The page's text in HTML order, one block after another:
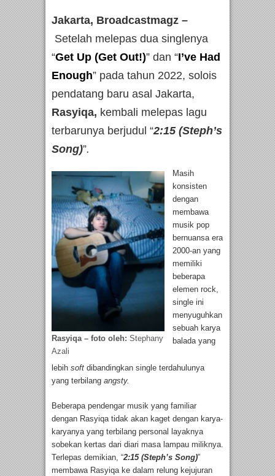
Jakarta, Broadcastmagz –
Setelah melepas dua singlenya
“Get Up (Get Out!)” dan “I’ve Had
Enough” pada tahun 2022, solois
pendatang baru asal Jakarta,
Rasyiqa, kembali melepas lagu
terbarunya berjudul “2:15 (Steph’s
Song)”.
Rasyiqa – foto oleh: Stephany
Azali
Masih
konsisten
dengan
membawa
musik pop
bernuansa era
2000-an yang
memiliki
beberapa
elemen rock,
single ini
menyuguhkan
sebuah karya
balada yang
lebih soft dibandingkan single terdahulunya
yang terbilang angsty.
Beberapa pendengar musik yang familiar
dengan Rasyiqa tidak akan kaget dengan karya-
karyanya yang terbilang personal layaknya
sobekan kertas dari diari masa lampau miliknya.
Terlepas demikian, “2:15 (Steph’s Song)”
membawa Rasyiqa ke dalam relung kejujuran